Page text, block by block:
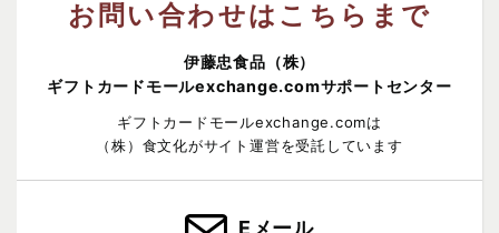
お問い合わせはこちらまで
伊藤忠食品（株）
ギフトカードモールexchange.comサポートセンター
ギフトカードモールexchange.comは
（株）食文化がサイト運営を受託しています
Eメール